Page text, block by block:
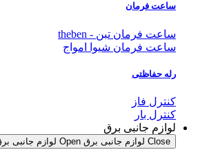
ساعت فرمان
ساعت فرمان تبن - theben
ساعت فرمان شیوا امواج
رله حفاظتی
کنترل فاز
کنترل بار
لوازم جانبی برق
Close لوازم جانبی برق Open لوازم جانبی برق